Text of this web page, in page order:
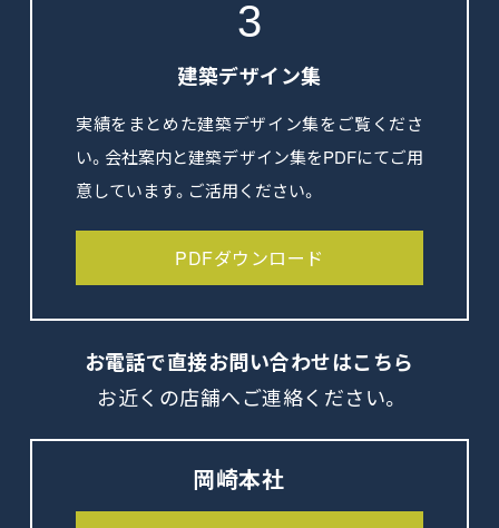
3
建築デザイン集
実績をまとめた建築デザイン集をご覧くださ
い。会社案内と建築デザイン集をPDFにてご用
意しています。ご活用ください。
PDFダウンロード
お電話で直接お問い合わせはこちら
お近くの店舗へご連絡ください。
岡崎本社